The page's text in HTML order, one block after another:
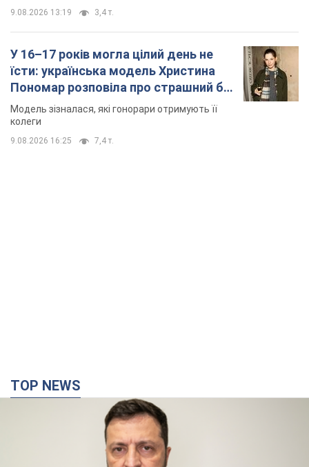
9.08.2026 13:19 3,4 т.
У 16–17 років могла цілий день не
їсти: українська модель Христина
Пономар розповіла про страшний бік
модельної кар’єри
Модель зізналася, які гонорари отримують її
колеги
9.08.2026 16:25 7,4 т.
TOP NEWS